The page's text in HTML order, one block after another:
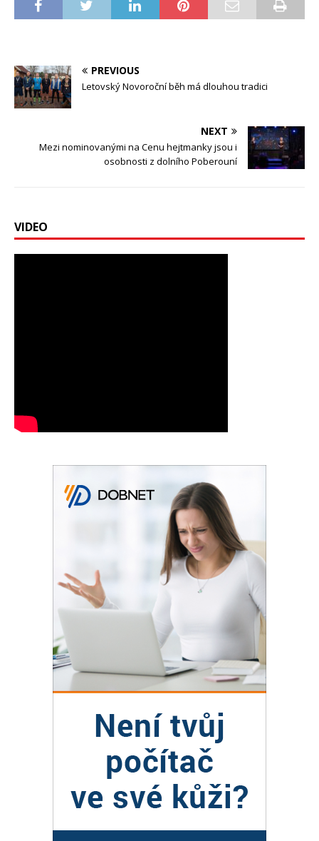
PREVIOUS
Letovský Novoroční běh má dlouhou tradici
NEXT
Mezi nominovanými na Cenu hejtmanky jsou i
osobnosti z dolního Poberouní
VIDEO